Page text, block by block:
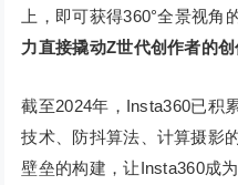
上，即可获得360°全景视角
力直接撬动Z世代创作者的创
截至2024年，Insta360已积
技术、防抖算法、计算摄影
壁垒的构建，让Insta360成